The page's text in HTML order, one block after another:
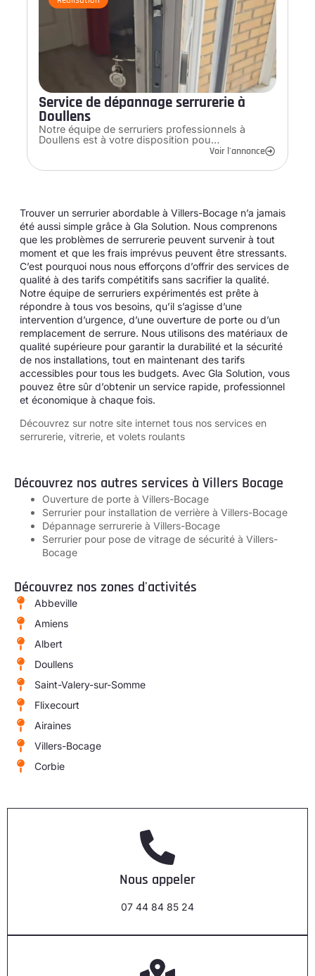
Service de dépannage serrurerie à
Doullens
Notre équipe de serruriers professionnels à
Doullens est à votre disposition pou…
Voir l'annonce
Trouver un serrurier abordable à Villers-Bocage n’a jamais
été aussi simple grâce à Gla Solution. Nous comprenons
que les problèmes de serrurerie peuvent survenir à tout
moment et que les frais imprévus peuvent être stressants.
C’est pourquoi nous nous efforçons d’offrir des services de
qualité à des tarifs compétitifs sans sacrifier la qualité.
Notre équipe de serruriers expérimentés est prête à
répondre à tous vos besoins, qu’il s’agisse d’une
intervention d’urgence, d’une ouverture de porte ou d’un
remplacement de serrure. Nous utilisons des matériaux de
qualité supérieure pour garantir la durabilité et la sécurité
de nos installations, tout en maintenant des tarifs
accessibles pour tous les budgets. Avec Gla Solution, vous
pouvez être sûr d’obtenir un service rapide, professionnel
et économique à chaque fois.
Découvrez sur notre site internet tous nos services en
serrurerie, vitrerie, et volets roulants
Découvrez nos autres services à Villers Bocage
Ouverture de porte à Villers-Bocage
Serrurier pour installation de verrière à Villers-Bocage
Dépannage serrurerie à Villers-Bocage
Serrurier pour pose de vitrage de sécurité à Villers-
Bocage
Découvrez nos zones d'activités
Abbeville
Amiens
Albert
Doullens
Saint-Valery-sur-Somme
Flixecourt
Airaines
Villers-Bocage
Corbie
Nous appeler
07 44 84 85 24